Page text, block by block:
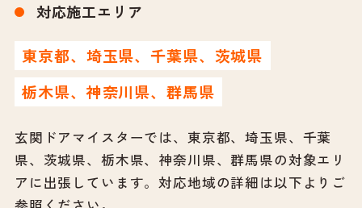
対応施工エリア
東京都、埼玉県、千葉県、茨城県
栃木県、神奈川県、群馬県
玄関ドアマイスターでは、東京都、埼玉県、千葉
県、茨城県、栃木県、神奈川県、群馬県の対象エリ
アに出張しています。 対応地域の詳細は以下よりご